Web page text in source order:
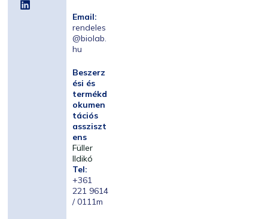
Email:
rendeles
@biolab.
hu
Beszerz
ési és
termékd
okumen
tációs
assziszt
ens
Füller
Ildikó
Tel:
+361
221 9614
/ 0111m